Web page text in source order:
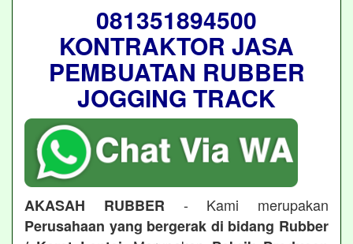
081351894500
KONTRAKTOR JASA
PEMBUATAN RUBBER
JOGGING TRACK
AKASAH RUBBER - Kami merupakan
Perusahaan yang bergerak di bidang Rubber